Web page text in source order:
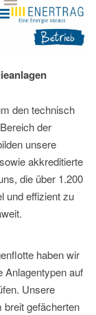
den technisch
der
unsere
akkreditierte
die über 1.200
und effizient zu
haben wir
Anlagentypen auf
Unsere
gefächerten